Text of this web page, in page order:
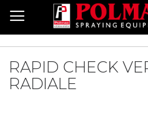
Skip
to
Content
RAPID CHECK
RADIALE